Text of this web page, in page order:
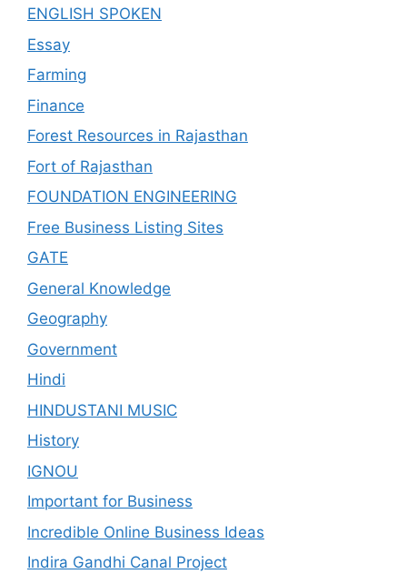
ENGLISH SPOKEN
Essay
Farming
Finance
Forest Resources in Rajasthan
Fort of Rajasthan
FOUNDATION ENGINEERING
Free Business Listing Sites
GATE
General Knowledge
Geography
Government
Hindi
HINDUSTANI MUSIC
History
IGNOU
Important for Business
Incredible Online Business Ideas
Indira Gandhi Canal Project